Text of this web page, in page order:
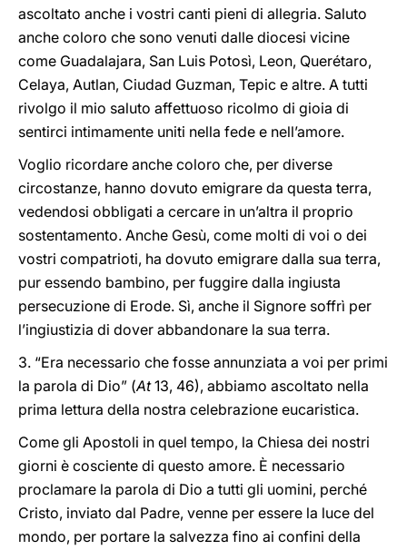
ascoltato anche i vostri canti pieni di allegria. Saluto
anche coloro che sono venuti dalle diocesi vicine
come Guadalajara, San Luis Potosì, Leon, Querétaro,
Celaya, Autlan, Ciudad Guzman, Tepic e altre. A tutti
rivolgo il mio saluto affettuoso ricolmo di gioia di
sentirci intimamente uniti nella fede e nell’amore.
Voglio ricordare anche coloro che, per diverse
circostanze, hanno dovuto emigrare da questa terra,
vedendosi obbligati a cercare in un’altra il proprio
sostentamento. Anche Gesù, come molti di voi o dei
vostri compatrioti, ha dovuto emigrare dalla sua terra,
pur essendo bambino, per fuggire dalla ingiusta
persecuzione di Erode. Sì, anche il Signore soffrì per
l’ingiustizia di dover abbandonare la sua terra.
3. “Era necessario che fosse annunziata a voi per primi
la parola di Dio” (At13, 46), abbiamo ascoltato nella
prima lettura della nostra celebrazione eucaristica.
Come gli Apostoli in quel tempo, la Chiesa dei nostri
giorni è cosciente di questo amore. È necessario
proclamare la parola di Dio a tutti gli uomini, perché
Cristo, inviato dal Padre, venne per essere la luce del
mondo, per portare la salvezza fino ai confini della